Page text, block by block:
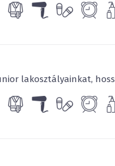
radonos vizű
, továbbá jakuzzi és
szauna, továbbá
só kamra és solar
ahol a
Eger város másik
és legjobb egri
lakosztályainkat,